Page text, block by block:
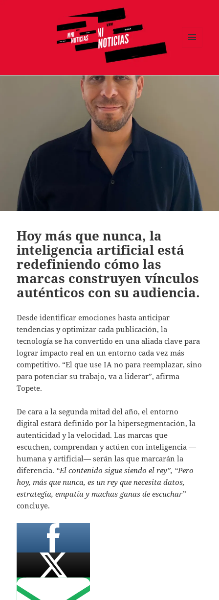
Hoy más que nunca, la
inteligencia artificial está
redefiniendo cómo las
marcas construyen vínculos
auténticos con su audiencia.
Desde identificar emociones hasta anticipar
tendencias y optimizar cada publicación, la
tecnología se ha convertido en una aliada clave para
lograr impacto real en un entorno cada vez más
competitivo. “El que use IA no para reemplazar, sino
para potenciar su trabajo, va a liderar”, afirma
Topete.
De cara a la segunda mitad del año, el entorno
digital estará definido por la hipersegmentación, la
autenticidad y la velocidad. Las marcas que
escuchen, comprendan y actúen con inteligencia —
humana y artificial— serán las que marcarán la
diferencia. “El contenido sigue siendo el rey”, “Pero
hoy, más que nunca, es un rey que necesita datos,
estrategia, empatía y muchas ganas de escuchar”
concluye.